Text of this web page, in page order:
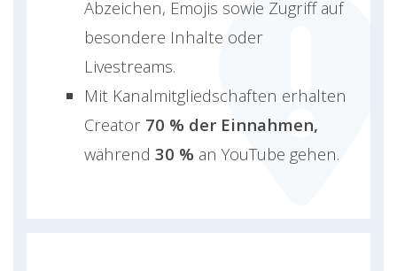
Abzeichen, Emojis sowie Zugriff auf
besondere Inhalte oder
Livestreams.
Mit Kanalmitgliedschaften erhalten
Creator 70 % der Einnahmen,
während 30 % an YouTube gehen.